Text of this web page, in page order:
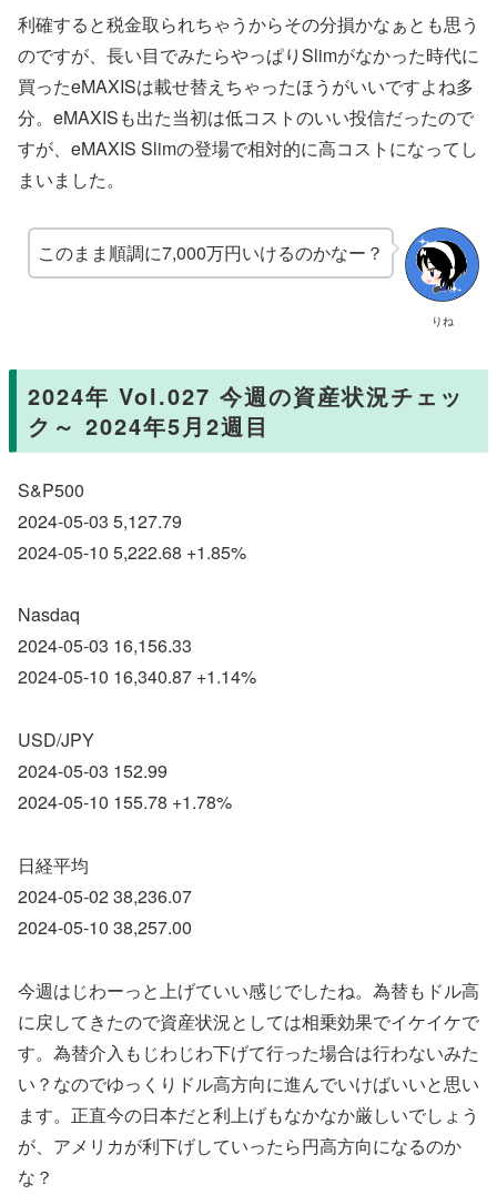
利確すると税金取られちゃうからその分損かなぁとも思う
のですが、長い目でみたらやっぱりSlimがなかった時代に
買ったeMAXISは載せ替えちゃったほうがいいですよね多
分。eMAXISも出た当初は低コストのいい投信だったので
すが、eMAXIS Slimの登場で相対的に高コストになってし
まいました。
りね
このまま順調に7,000万円いけるのかなー？
2024年 Vol.027 今週の資産状況チェッ
ク～ 2024年5月2週目
S&P500
2024-05-03 5,127.79
2024-05-10 5,222.68 +1.85%
Nasdaq
2024-05-03 16,156.33
2024-05-10 16,340.87 +1.14%
USD/JPY
2024-05-03 152.99
2024-05-10 155.78 +1.78%
日経平均
2024-05-02 38,236.07
2024-05-10 38,257.00
今週はじわーっと上げていい感じでしたね。為替もドル高
に戻してきたので資産状況としては相乗効果でイケイケで
す。為替介入もじわじわ下げて行った場合は行わないみた
い？なのでゆっくりドル高方向に進んでいけばいいと思い
ます。正直今の日本だと利上げもなかなか厳しいでしょう
が、アメリカが利下げしていったら円高方向になるのか
な？